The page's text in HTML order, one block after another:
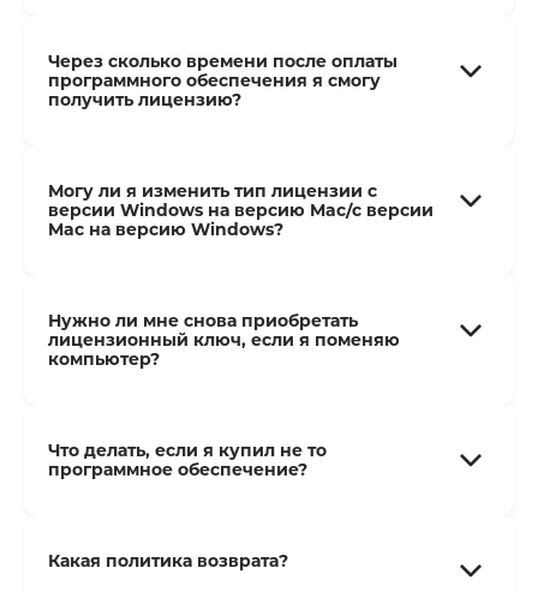
Через сколько времени после оплаты
программного обеспечения я смогу
получить лицензию?
Могу ли я изменить тип лицензии с
версии Windows на версию Mac/с версии
Mac на версию Windows?
Нужно ли мне снова приобретать
лицензионный ключ, если я поменяю
компьютер?
Что делать, если я купил не то
программное обеспечение?
Какая политика возврата?